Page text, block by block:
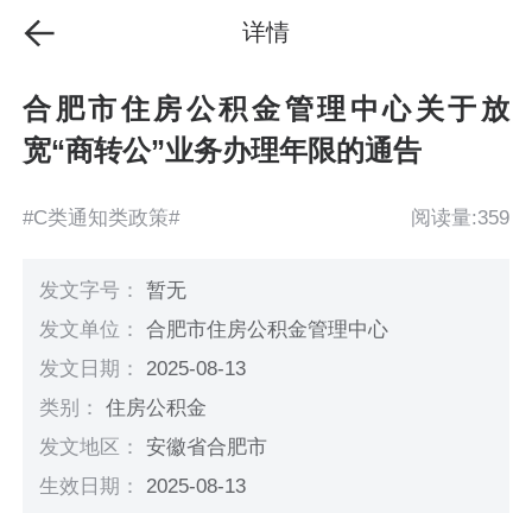
详情
合肥市住房公积金管理中心关于放
宽“商转公”业务办理年限的通告
#C类通知类政策# 阅读量:359
发文字号：暂无
发文单位：合肥市住房公积金管理中心
发文日期： 2025-08-13
类别：住房公积金
发文地区：安徽省合肥市
生效日期： 2025-08-13